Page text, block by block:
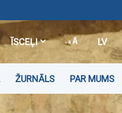
ĪSCEĻI LV
ŽURNĀLS PAR MUMS